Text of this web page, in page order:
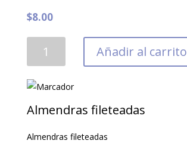
6
docenas
cantidad
$8.00
(1
lts)
Añadir al carrito
Almendras fileteadas
Almendras fileteadas